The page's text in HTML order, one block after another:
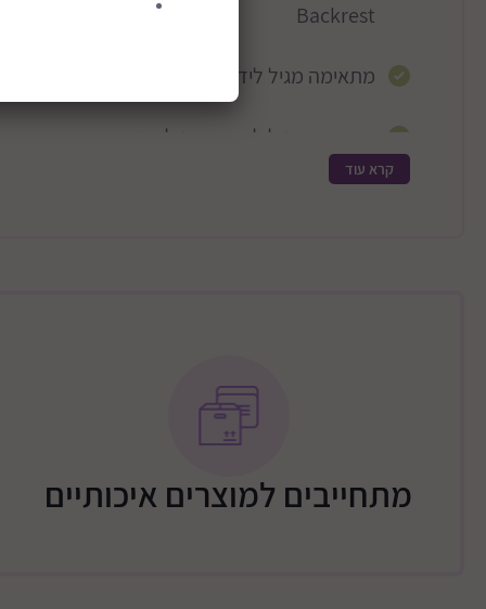
Backrest
מתאימה מגיל לידה.
מתאימה מגיל לידה ועד גיל שנה.
מידות בס"מ: רוחב 25.5 | עומק 34 | גובה 35
קרא עוד
מתחייבים למוצרים איכותיים